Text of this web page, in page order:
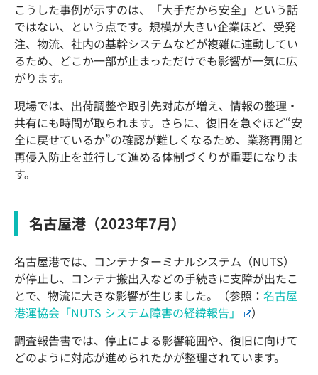
こうした事例が示すのは、「大手だから安全」という話
ではない、という点です。規模が大きい企業ほど、受発
注、物流、社内の基幹システムなどが複雑に連動してい
るため、どこか一部が止まっただけでも影響が一気に広
がります。
現場では、出荷調整や取引先対応が増え、情報の整理・
共有にも時間が取られます。さらに、復旧を急ぐほど“安
全に戻せているか”の確認が難しくなるため、業務再開と
再侵入防止を並行して進める体制づくりが重要になりま
す。
名古屋港（2023年7月）
名古屋港では、コンテナターミナルシステム（NUTS）
が停止し、コンテナ搬出入などの手続きに支障が出たこ
とで、物流に大きな影響が生じました。（参照： 名古屋
港運協会「NUTS システム障害の経緯報告」
）
調査報告書では、停止による影響範囲や、復旧に向けて
どのように対応が進められたかが整理されています。